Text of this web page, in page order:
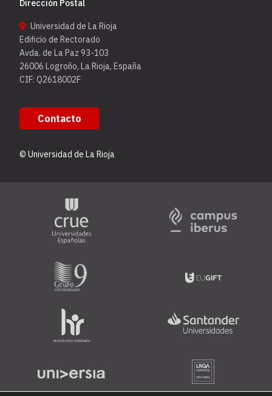
Dirección Postal
Universidad de La Rioja
Edificio de Rectorado
Avda. de La Paz 93-103
26006 Logroño, La Rioja, España
CIF: Q2618002F
Contacto
© Universidad de La Rioja